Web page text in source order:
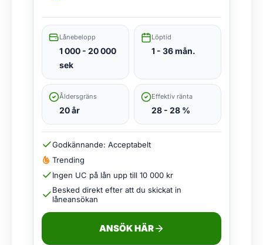
Lånebelopp
1 000 - 20 000
sek
Löptid
1 - 36 mån.
Åldersgräns
20 år
Effektiv ränta
28 - 28 %
Godkännande: Acceptabelt
Trending
Ingen UC på lån upp till 10 000 kr
Besked direkt efter att du skickat in
låneansökan
ANSÖK HÄR